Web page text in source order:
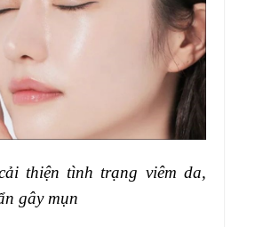
thiện tình trạng viêm da,
gây mụn